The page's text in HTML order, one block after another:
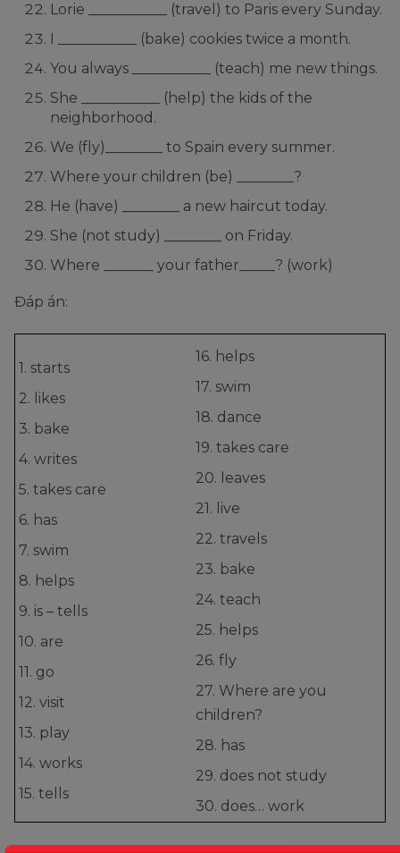
Lorie ___________ (travel) to Paris every Sunday.
I ___________ (bake) cookies twice a month.
You always ___________ (teach) me new things.
She ___________ (help) the kids of the
neighborhood.
We (fly)________ to Spain every summer.
Where your children (be) ________?
He (have) ________ a new haircut today.
She (not study) ________ on Friday.
Where _______ your father­­_____? (work)
Đáp án:
1. starts
2. likes
3. bake
4. writes
5. takes care
6. has
7. swim
8. helps
9. is – tells
10. are
11. go
12. visit
13. play
14. works
15. tells
16. helps
17. swim
18. dance
19. takes care
20. leaves
21. live
22. travels
23. bake
24. teach
25. helps
26. fly
27. Where are you
children?
28. has
29. does not study
30. does… work